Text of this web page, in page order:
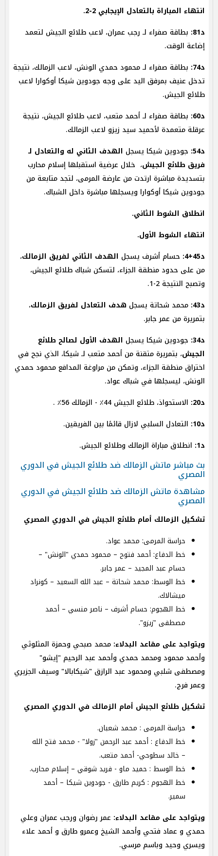
انتهاء المباراة بالتعادل الإيجابي 2-2.
د81:
بطاقة صفراء لـ رجب عمران، لاعب طلائع الجيش لتعمد
إضاعة الوقت.
د74:
بطاقة صفراء لـ محمود حمدي الونش، لاعب الزمالك، نتيجة
تدخل عنيف بمرفق اليد على وجه جودوين شيكا أوكوارا لاعب
طلائع الجيش.
د60:
بطاقة صفراء لـ أحمد متعب، لاعب طلائع الجيش، نتيجة
عرقلة متعمدة لأحميد سيد زيزو لاعب الزمالك.
د54:
جودوين شيكا يسجل الهدف الثاني له والتعادل لـ
فريق طلائع الجيش، خلال عرضية استقبلها إسلام محارب
بتسديدة مباشرة ارتدت من عارضة المرمى، لتجد متابعة من
جودوين شيكا أوكوارا ويسجلها مباشرة داخل الشباك.
انطلاق الشوط الثاني.
انتهاء الشوط الأول.
د45+4:
حسام أشرف يسجل الهدف الثاني لفريق الزمالك،
من على حدود منطقة الجزاء، لتسكن شباك طلائع الجيش،
وتصبح النتيجة 2-1.
د43:
محمد شحاتة يسجل هدف التعادل لفريق الزمالك،
بتمريرة من عمر جابر.
د34:
جودوين شيكا يسجل الهدف الأول لصالح طلائع
الجيش، بتمريرة متقنة من أحمد متعب لـ شيكا، الذي نجح في
اختراق منطقة الجزاء، وتمكن من مراوغة المدافع محمود حمدي
الونش، ليسجلها في شباك عواد.
د20:
الاستحواذ، طلائع الجيش 44٪ - الزمالك 56٪ .
د10:
التعادل السلبي لازال قائمًا بين الفريقين.
د1:
انطلاق مباراة الزمالك وطلائع الجيش.
بث مباشر ماتش الزمالك ضد طلائع الجيش في الدوري
المصري
مشاهدة ماتش الزمالك ضد طلائع الجيش في الدوري
المصري
تشكيل الزمالك أمام طلائع الجيش في الدوري المصري
حراسة المرمى: محمد عواد.
خط الدفاع: أحمد فتوح – محمود حمدي "الونش" –
حسام عبد المجيد – عمر جابر.
خط الوسط: محمد شحاتة – عبد الله السعيد – كونراد
ميشالاك.
خط الهجوم: حسام أشرف – ناصر منسي – أحمد
مصطفى "زيزو".
ويتواجد على مقاعد البدلاء: محمد صبحي وحمزة المثلوثي
وأحمد محمود ومحمد حمدي وأحمد عبد الرحيم "إيشو"
ومصطفى شلبي ومحمود عبد الرازق "شيكابالا" وسيف الجزيري
وعمر فرج.
تشكيل طلائع الجيش أمام الزمالك في الدوري المصري
حراسة المرمى : محمد شعبان.
خط الدفاع : أحمد عبد الرحمن "زولا" - محمد فتح الله
– خالد سطوحي- أحمد متعب.
خط الوسط : حميد ماو - فريد شوقي – إسلام محارب.
خط الهجوم : كريم طارق - جودوين شيكا – أحمد
سمير.
ويتواجد على مقاعد البدلاء: عمر رضوان ورجب عمران وعلي
حمدي و عماد فتحي وأحمد الشيخ وعمرو طارق و أحمد علاء
ويسري وحيد وباسم مرسي.